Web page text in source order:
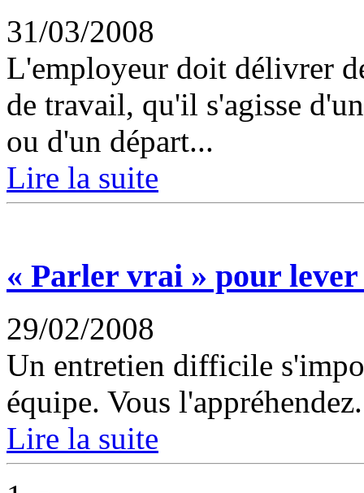
31/03/2008
L'employeur doit délivrer
de travail, qu'il s'agisse
ou d'un départ...
Lire la suite
« Parler vrai » pour lever
29/02/2008
Un entretien difficile
équipe. Vous
Lire la suite